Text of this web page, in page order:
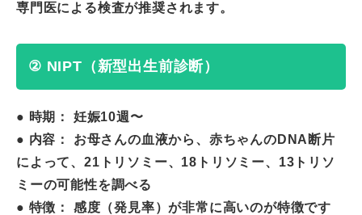
専門医による検査が推奨されます。
② NIPT（新型出生前診断）
● 時期： 妊娠10週〜
● 内容： お母さんの血液から、赤ちゃんのDNA断片
によって、21トリソミー、18トリソミー、13トリソ
ミーの可能性を調べる
● 特徴： 感度（発見率）が非常に高いのが特徴です